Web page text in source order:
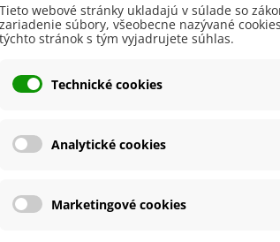
- Eukalyptus...V exteriéri - vonku
Polotienisté
Apríl
Nie
Tieto webové stránky ukladajú v súlade so
zariadenie súbory, všeobecne nazývané
týchto stránok s tým vyjadrujete súhlas.
Technické cookies
Analytické cookies
Marketingové cookies